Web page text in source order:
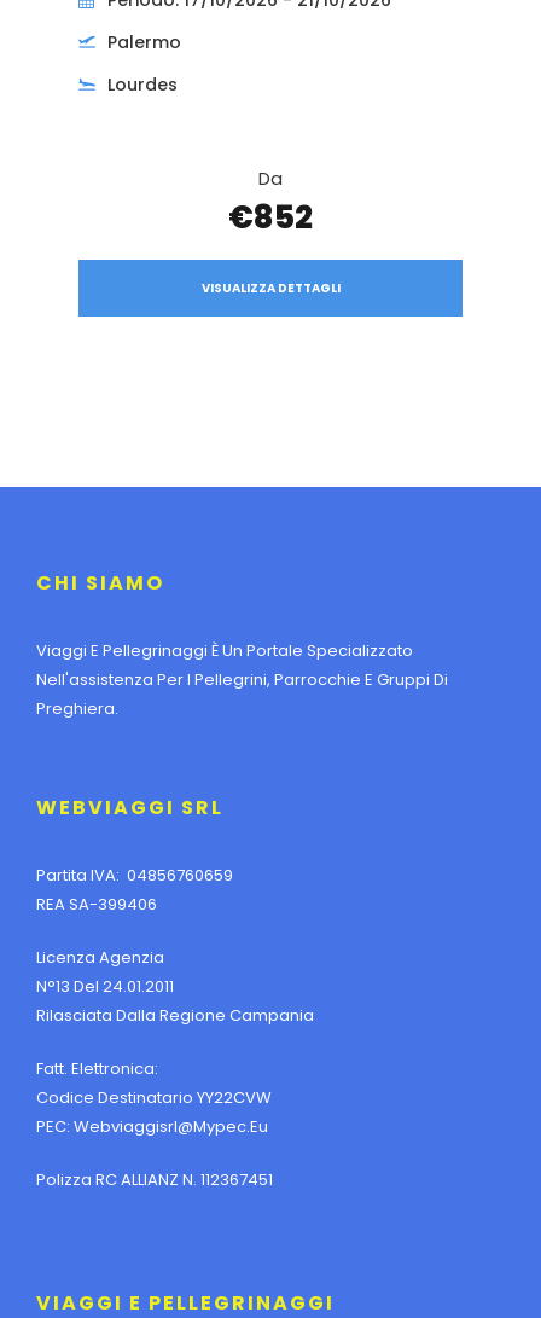
Palermo
Lourdes
Da
€852
VISUALIZZA DETTAGLI
CHI SIAMO
Viaggi E Pellegrinaggi È Un Portale Specializzato
Nell'assistenza Per I Pellegrini, Parrocchie E Gruppi Di
Preghiera.
WEBVIAGGI SRL
Partita IVA: 04856760659
REA SA-399406
Licenza Agenzia
N°13 Del 24.01.2011
Rilasciata Dalla Regione Campania
Fatt. Elettronica:
Codice Destinatario YY22CVW
PEC: Webviaggisrl@mypec.eu
Polizza RC ALLIANZ N. 112367451
VIAGGI E PELLEGRINAGGI